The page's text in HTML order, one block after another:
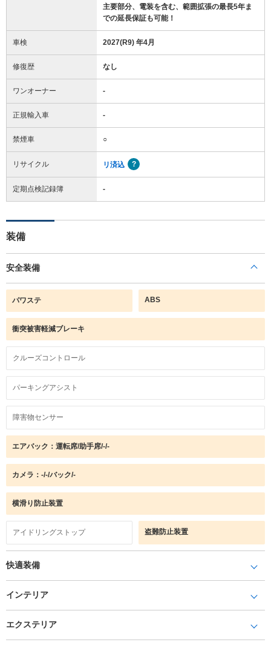
主要部分、電装を含む、範囲拡張の最長5年ま
での延長保証も可能！
車検 2027(R9) 年4月
修復歴 なし
ワンオーナー -
正規輸入車 -
禁煙車 ○
リサイクル リ済込
定期点検記録簿 -
装備
安全装備
パワステ ABS
衝突被害軽減ブレーキ
クルーズコントロール
パーキングアシスト
障害物センサー
エアバック：運転席/助手席/-/-
カメラ：-/-/バック/-
横滑り防止装置
アイドリングストップ 盗難防止装置
快適装備
インテリア
エクステリア